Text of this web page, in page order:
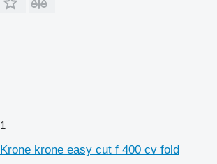
1
Krone krone easy cut f 400 cv fold